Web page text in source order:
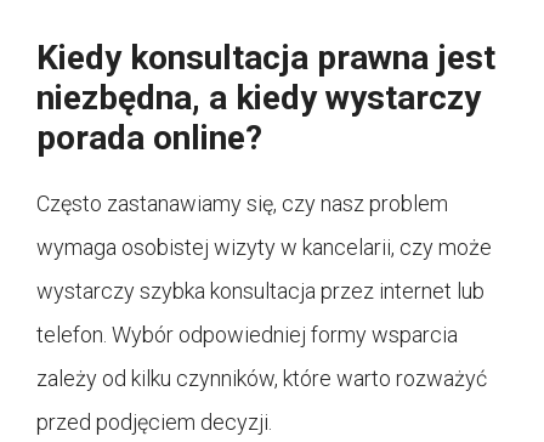
Kiedy konsultacja prawna jest
niezbędna, a kiedy wystarczy
porada online?
Często zastanawiamy się, czy nasz problem
wymaga osobistej wizyty w kancelarii, czy może
wystarczy szybka konsultacja przez internet lub
telefon. Wybór odpowiedniej formy wsparcia
zależy od kilku czynników, które warto rozważyć
przed podjęciem decyzji.